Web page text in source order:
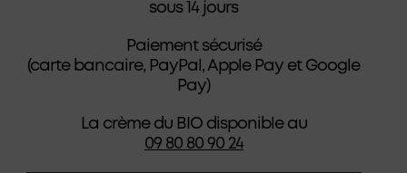
sous 14 jours
Paiement sécurisé
(carte bancaire, PayPal, Apple Pay et Google
Pay)
La crème du BIO disponible au
09 80 80 90 24